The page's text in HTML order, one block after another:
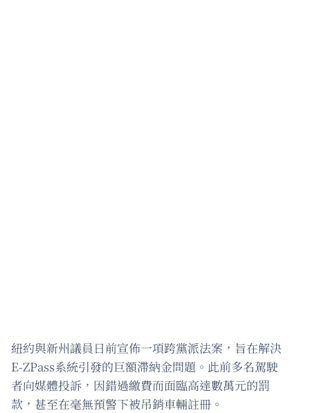
紐約與新州議員日前宣佈一項跨黨派法案，旨在解決
E-ZPass系統引發的巨額滯納金問題。此前多名駕駛
者向媒體投訴，因錯過繳費而面臨高達數萬元的罰
款，甚至在毫無預警下被吊銷車輛註冊。